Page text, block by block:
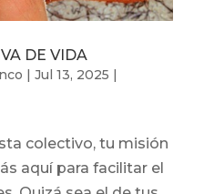
DE VIDA
| Jul 13, 2025 |
colectivo, tu misión
aquí para facilitar el